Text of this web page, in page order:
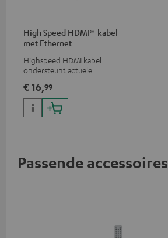
High Speed HDMI®-kabel
met Ethernet
Highspeed HDMI kabel
ondersteunt actuele
4K 3D
€ 16,99
Passende accessoires